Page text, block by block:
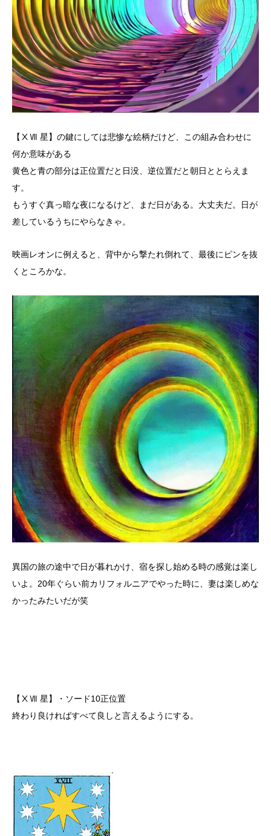
【ⅩⅦ 星】の鍵にしては悲惨な絵柄だけど、この組み合わせに
何か意味がある
黄色と青の部分は正位置だと日没、逆位置だと朝日ととらえま
す。
もうすぐ真っ暗な夜になるけど、まだ日がある。大丈夫だ。日が
差しているうちにやらなきゃ。
映画レオンに例えると、背中から撃たれ倒れて、最後にピンを抜
くところかな。
異国の旅の途中で日が暮れかけ、宿を探し始める時の感覚は楽し
いよ。20年ぐらい前カリフォルニアでやった時に、妻は楽しめな
かったみたいだが笑
【ⅩⅦ 星】・ソード10正位置
終わり良ければすべて良しと言えるようにする。